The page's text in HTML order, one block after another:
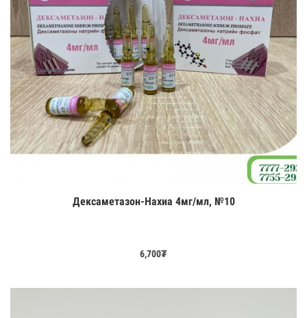
Цааш үзэх
Дексаметазон-Нахиа 4мг/мл, №10
6,700₮